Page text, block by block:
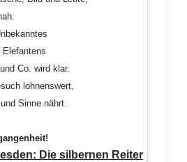
Elefantens
Co. wird klar.
lohnenswert,
Sinne nährt.
Die silbernen Reiter